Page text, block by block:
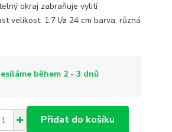
okraj zabraňuje vylití
velikost: 1,7 l/ø 24 cm barva: různá
během 2 - 3 dnů
Přidat do košíku